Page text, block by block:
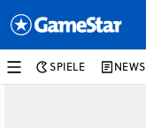
SPIELE NEWS